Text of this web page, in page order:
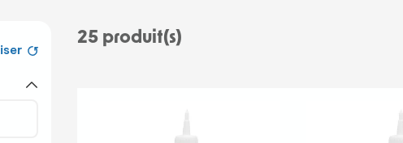
25 produit(s)